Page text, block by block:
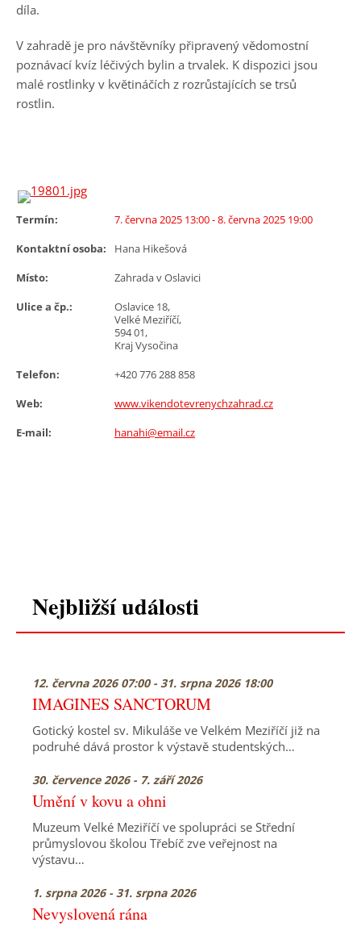
díla.
V zahradě je pro návštěvníky připravený vědomostní
poznávací kvíz léčivých bylin a trvalek. K dispozici jsou
malé rostlinky v květináčích z rozrůstajících se trsů
rostlin.
Termín: 7. června 2025 13:00- 8. června 2025 19:00
Kontaktní osoba:
Hana Hikešová
Místo:
Zahrada v Oslavici
Ulice a čp.:
Oslavice 18,
Velké Meziříčí,
594 01,
Kraj Vysočina
Telefon:
+420 776 288 858
Web:
www.vikendotevrenychzahrad.cz
E-mail:
hanahi@email.cz
Nejbližší události
12. června 2026 07:00 - 31. srpna 2026 18:00
IMAGINES SANCTORUM
Gotický kostel sv. Mikuláše ve Velkém Meziříčí již na
podruhé dává prostor k výstavě studentských…
30. července 2026 - 7. září 2026
Umění v kovu a ohni
Muzeum Velké Meziříčí ve spolupráci se Střední
průmyslovou školou Třebíč zve veřejnost na
výstavu…
1. srpna 2026 - 31. srpna 2026
Nevyslovená rána